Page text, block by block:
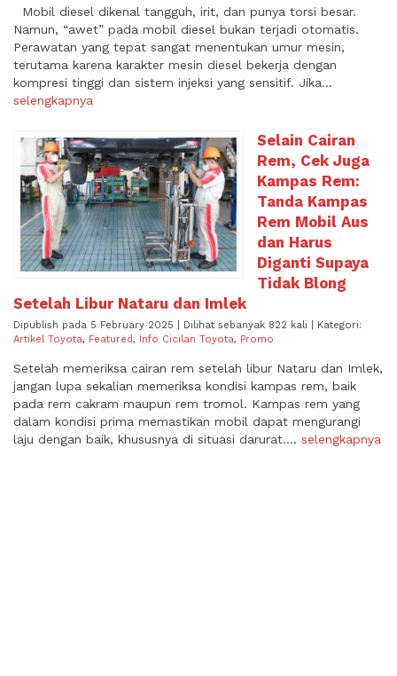
Mobil diesel dikenal tangguh, irit, dan punya torsi besar.
Namun, “awet” pada mobil diesel bukan terjadi otomatis.
Perawatan yang tepat sangat menentukan umur mesin,
terutama karena karakter mesin diesel bekerja dengan
kompresi tinggi dan sistem injeksi yang sensitif. Jika...
selengkapnya
Selain Cairan
Rem, Cek Juga
Kampas Rem:
Tanda Kampas
Rem Mobil Aus
dan Harus
Diganti Supaya
Tidak Blong
Setelah Libur Nataru dan Imlek
Dipublish pada 5 February 2025 | Dilihat sebanyak 822 kali | Kategori:
Artikel Toyota, Featured, Info Cicilan Toyota, Promo
Setelah memeriksa cairan rem setelah libur Nataru dan Imlek,
jangan lupa sekalian memeriksa kondisi kampas rem, baik
pada rem cakram maupun rem tromol. Kampas rem yang
dalam kondisi prima memastikan mobil dapat mengurangi
laju dengan baik, khususnya di situasi darurat.... selengkapnya